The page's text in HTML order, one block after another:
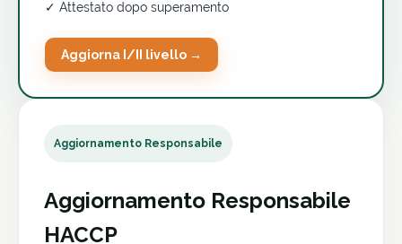
✓ Attestato dopo superamento
Aggiorna I/II livello →
Aggiornamento Responsabile
Aggiornamento Responsabile
HACCP